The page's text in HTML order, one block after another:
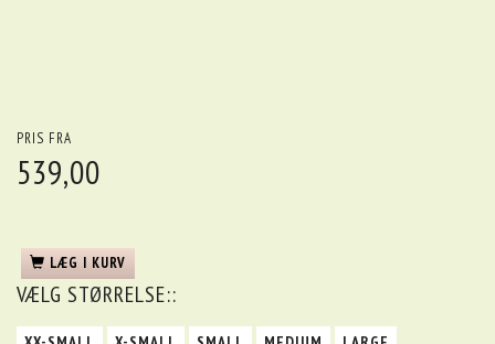
PRIS FRA
539,00
LÆG I KURV
VÆLG STØRRELSE::